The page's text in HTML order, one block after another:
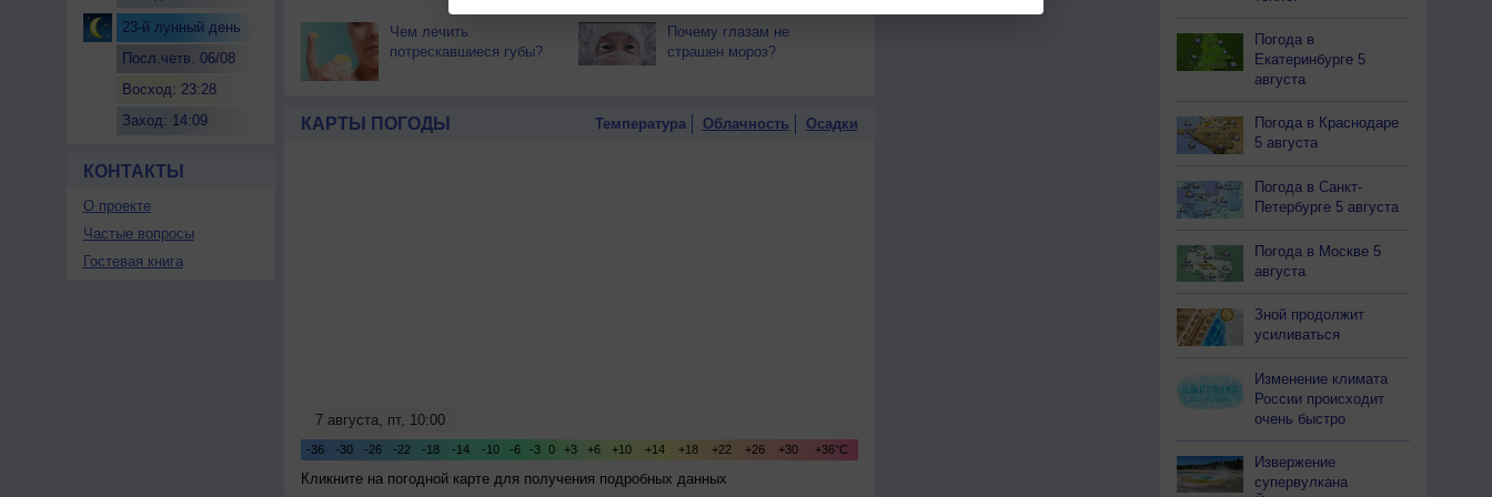
23-й лунный день
Посл.четв. 06/08
Восход: 23:28
Заход: 14:09
КОНТАКТЫ
О проекте
Частые вопросы
Гостевая книга
Чем лечить
потрескавшиеся губы?
Почему глазам не
страшен мороз?
КАРТЫ ПОГОДЫ Температура Облачность Осадки
Кликните на погодной карте для получения подробных данных
Погода в
Екатеринбурге 5
августа
Погода в Краснодаре
5 августа
Погода в Санкт-
Петербурге 5 августа
Погода в Москве 5
августа
Зной продолжит
усиливаться
Изменение климата
России происходит
очень быстро
Извержение
супервулкана